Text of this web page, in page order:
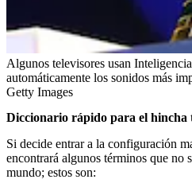
Algunos televisores usan
automáticamente los sonidos más
Getty Images
Diccionario rápido para el hincha
Si decide entrar a la configuración
encontrará algunos términos que no
mundo; estos son: